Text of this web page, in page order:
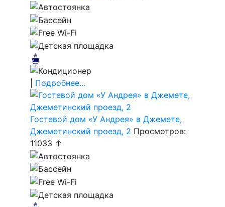
Подробнее...
Гостевой дом «У Андрея» в Джемете,
Джеметинский проезд, 2 Просмотров:
11033 ↑